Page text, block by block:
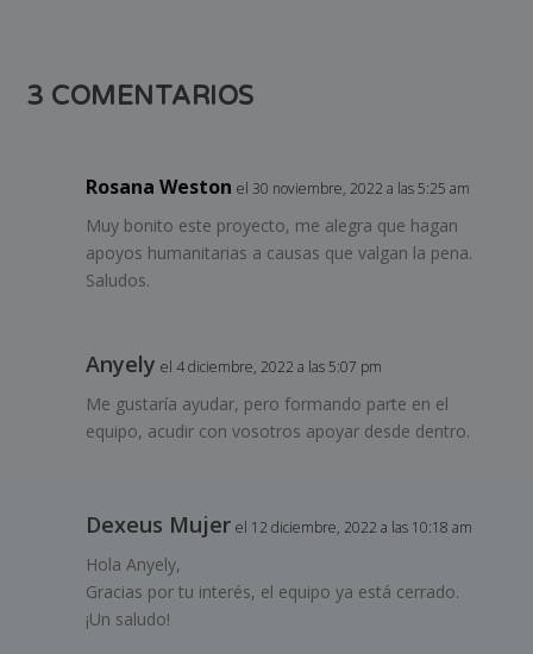
3 COMENTARIOS
Rosana Weston el 30 noviembre, 2022 a las 5:25 am
Muy bonito este proyecto, me alegra que hagan
apoyos humanitarias a causas que valgan la pena.
Saludos.
Anyely el 4 diciembre, 2022 a las 5:07 pm
Me gustaría ayudar, pero formando parte en el
equipo, acudir con vosotros apoyar desde dentro.
Dexeus Mujer el 12 diciembre, 2022 a las 10:18 am
Hola Anyely,
Gracias por tu interés, el equipo ya está cerrado.
¡Un saludo!